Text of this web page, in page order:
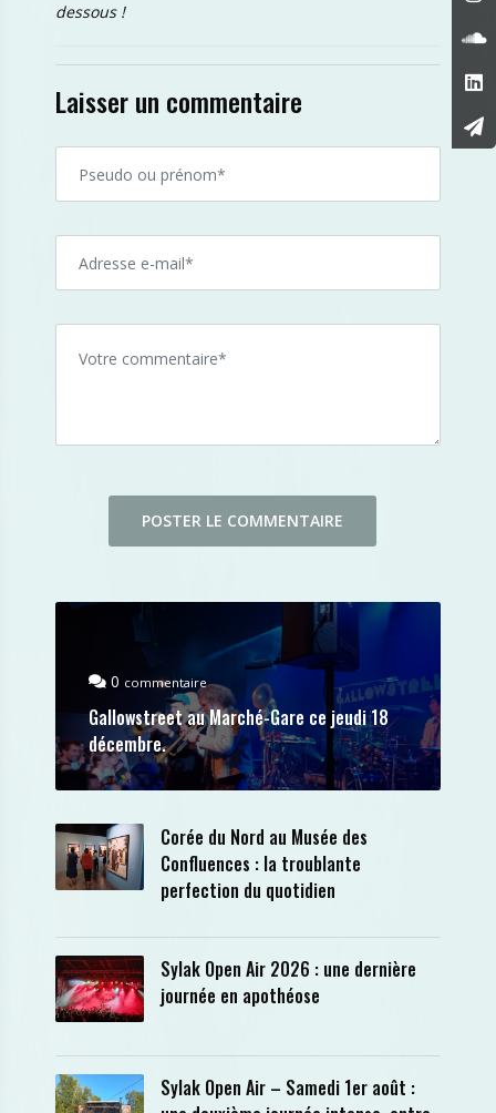
dessous !
Laisser un commentaire
0 commentaire
Gallowstreet au Marché-Gare ce jeudi 18
décembre.
Corée du Nord au Musée des
Confluences : la troublante
perfection du quotidien
Sylak Open Air 2026 : une dernière
journée en apothéose
Sylak Open Air – Samedi 1er août :